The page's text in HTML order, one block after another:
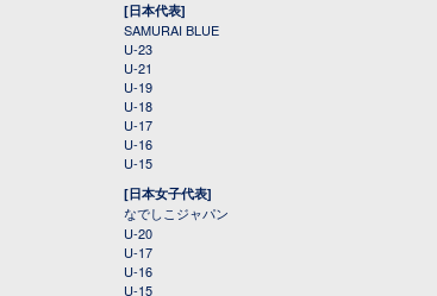
[日本代表]
SAMURAI BLUE
U-23
U-21
U-19
U-18
U-17
U-16
U-15
[日本女子代表]
なでしこジャパン
U-20
U-17
U-16
U-15